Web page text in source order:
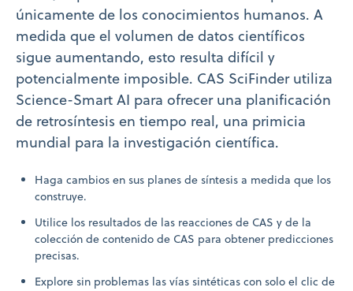
únicamente de los conocimientos humanos. A
medida que el volumen de datos científicos
sigue aumentando, esto resulta difícil y
potencialmente imposible. CAS SciFinder utiliza
Science-Smart AI para ofrecer una planificación
de retrosíntesis en tiempo real, una primicia
mundial para la investigación científica.
Haga cambios en sus planes de síntesis a medida que los
construye.
Utilice los resultados de las reacciones de CAS y de la
colección de contenido de CAS para obtener predicciones
precisas.
Explore sin problemas las vías sintéticas con solo el clic de